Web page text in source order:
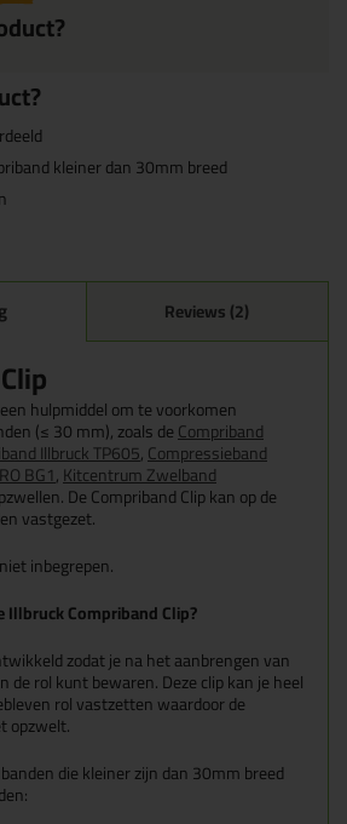
kleiner dan 30mm breed
Reviews (2)
hulpmiddel om te voorkomen
(≤ 30 mm), zoals deCompriband
Illbruck TP605,Compressieband
BG1,Kitcentrum Zwelband
De Compriband Clip kan op de
vastgezet.
inbegrepen.
Illbruck Compriband Clip?
zodat je na het aanbrengen van
de rol kunt bewaren. Deze clip kan je heel
rol vastzetten waardoor de
opzwelt.
die kleiner zijn dan 30mm breed